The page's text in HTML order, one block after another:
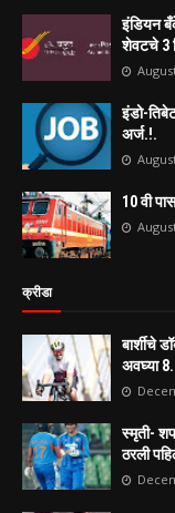
इंडियन
शेवटचे 3
इंडो-
अर्ज.!.
10 वी
क्रीडा
बार्शीचे
अवघ्या
स्मृती-
ठरली